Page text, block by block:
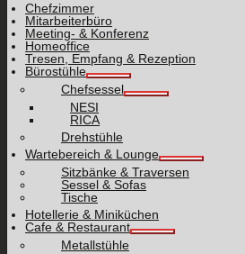
Chefzimmer
Mitarbeiterbüro
Meeting- & Konferenz
Homeoffice
Tresen, Empfang & Rezeption
Bürostühle
Chefsessel
NESI
RICA
Drehstühle
Wartebereich & Lounge
Sitzbänke & Traversen
Sessel & Sofas
Tische
Hotellerie & Miniküchen
Cafe & Restaurant
Metallstühle